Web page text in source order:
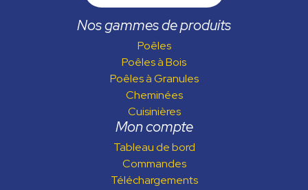
Nos gammes de produits
Poêles
Poêles à Bois
Poêles à Granules
Cheminées
Cuisinières
Mon compte
Tableau de bord
Commandes
Téléchargements